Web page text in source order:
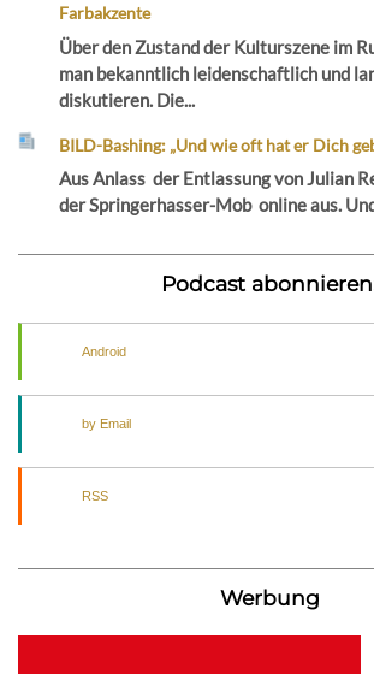
Farbakzente
Über den Zustand der Kulturszene im
man bekanntlich leidenschaftlich und
diskutieren. Die...
BILD-Bashing: „Und wie oft hat er Dich
Aus Anlass der Entlassung von Julian
der Springerhasser-Mob online aus.
Podcast
Android
by Email
RSS
Werbung